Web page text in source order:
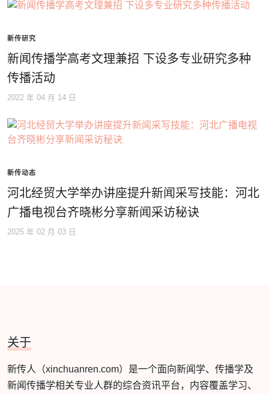
新传研究
新闻传播学高考文理兼招 下设多专业研究多种
传播活动
2022 年 04 月 14 日
新传动态
河北经贸大学举办讲座提升新闻采写技能：河北
广播电视台齐晓彬分享新闻采访秘诀
2025 年 02 月 03 日
关于
新传人（xinchuanren.com）是一个面向新闻学、传播学及
新闻传播学相关专业人群的综合资讯平台，内容覆盖学习、